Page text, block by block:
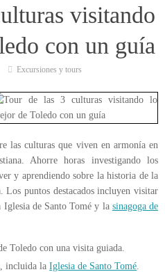
visitando
con un guía
Excursiones y tours
las culturas que viven en armonía en
Ahorre horas investigando los
y aprendiendo sobre la historia de la
Los puntos destacados incluyen visitar
Iglesia de Santo Tomé y la sinagoga de
Toledo con una visita guiada.
incluida laIglesia de Santo Tomé